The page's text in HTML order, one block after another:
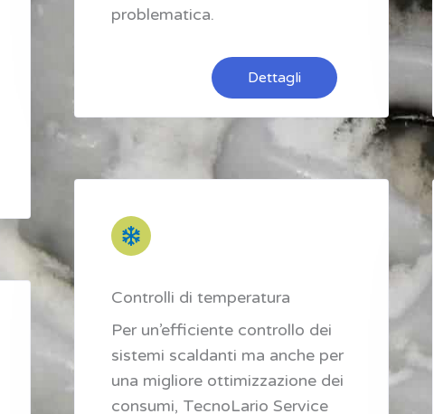
problematica.
Dettagli
Controlli di temperatura
Per un’efficiente controllo dei
sistemi scaldanti ma anche per
una migliore ottimizzazione dei
consumi, TecnoLario Service